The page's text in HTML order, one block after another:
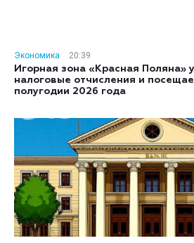
Экономика
20:39
Игорная зона «Красная Поляна»
налоговые отчисления и
полугодии 2026 года